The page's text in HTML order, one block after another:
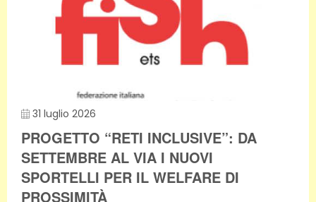
31 luglio 2026
PROGETTO “RETI INCLUSIVE”: DA
SETTEMBRE AL VIA I NUOVI
SPORTELLI PER IL WELFARE DI
PROSSIMITÀ